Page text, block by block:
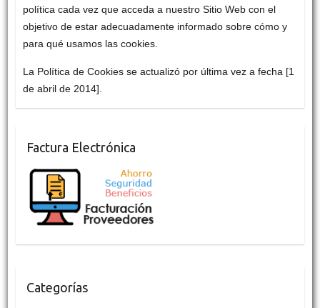
política cada vez que acceda a nuestro Sitio Web con el
objetivo de estar adecuadamente informado sobre cómo y
para qué usamos las cookies.
La Política de Cookies se actualizó por última vez a fecha [1
de abril de 2014].
Factura Electrónica
Categorías